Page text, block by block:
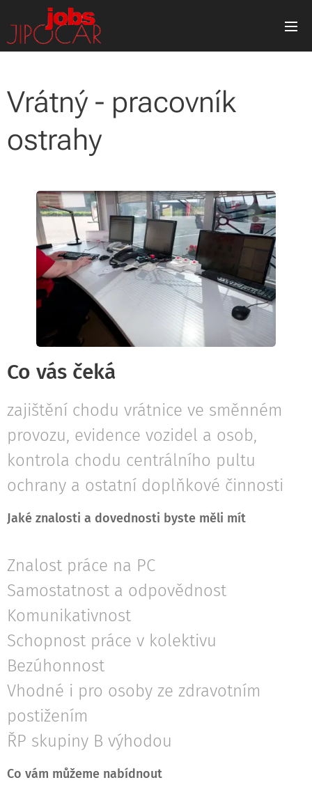
Vrátný - pracovník
ostrahy
Co vás čeká
zajištění chodu vrátnice ve směnném
provozu, evidence vozidel a osob,
kontrola chodu centrálního pultu
ochrany a ostatní doplňkové činnosti
Jaké znalosti a dovednosti byste měli mít
Znalost práce na PC
Samostatnost a odpovědnost
Komunikativnost
Schopnost práce v kolektivu
Bezúhonnost
Vhodné i pro osoby ze zdravotním
postižením
ŘP skupiny B výhodou
Co vám můžeme nabídnout